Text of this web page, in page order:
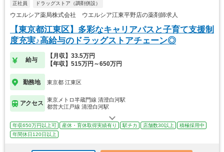
正社員 ドラッグストア（調剤併設）
ウエルシア薬局株式会社 ウエルシア江東平野店の薬剤師求人
【東京都江東区】多彩なキャリアパスと子育て支援制
度充実♪高給与のドラッグストアチェーン◎
給与
【月収】33.5万円
【年収】515万円～650万円
勤務地 東京都 江東区
アクセス
東京メトロ半蔵門線 清澄白河駅
都営大江戸線 清澄白河駅
年収650万円以上可 産休・育休取得実績有り 駅チカ 店舗数30以上
積極採用中
年間休日120日以上